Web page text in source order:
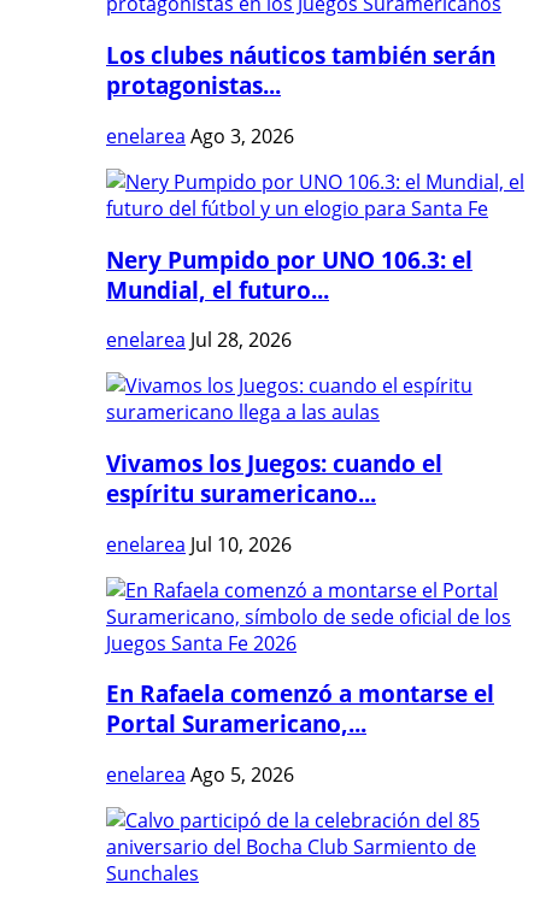
Los clubes náuticos también serán
protagonistas...
enelarea Ago 3, 2026
Nery Pumpido por UNO 106.3: el
Mundial, el futuro...
enelarea Jul 28, 2026
Vivamos los Juegos: cuando el
espíritu suramericano...
enelarea Jul 10, 2026
En Rafaela comenzó a montarse el
Portal Suramericano,...
enelarea Ago 5, 2026